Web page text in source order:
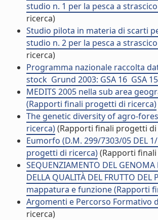
studio n. 1 per la pesca a
ricerca)
Studio pilota in materia di scarti
studio n. 2 per la pesca a
ricerca)
Programma nazionale raccolta
stock  Grund 2003: GSA 16 
MEDITS 2005 nella sub area
(Rapporti finali progetti di ricerca)
The genetic diversity of agro-
ricerca)(Rapporti finali progetti di
Eumorfo (D.M. 299/7303/05 DEL
progetti di ricerca)(Rapporti
SEQUENZIAMENTO DEL
DELLA QUALITÀ DEL FRUTTO
mappatura e funzione (Rapporti
Argomenti e Percorso Formativo
ricerca)